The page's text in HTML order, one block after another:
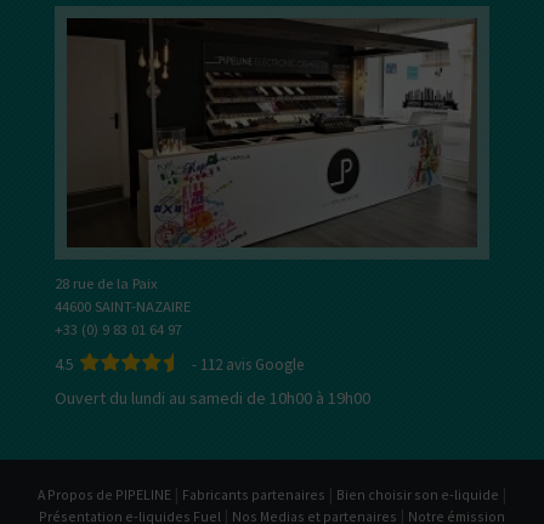
28 rue de la Paix
44600 SAINT-NAZAIRE
+33 (0) 9 83 01 64 97
4.5 - 112 avis Google
Ouvert du lundi au samedi de 10h00 à 19h00
A Propos de PIPELINE Fabricants partenaires Bien choisir son e-liquide
Présentation e-liquides Fuel Nos Medias et partenaires Notre émission